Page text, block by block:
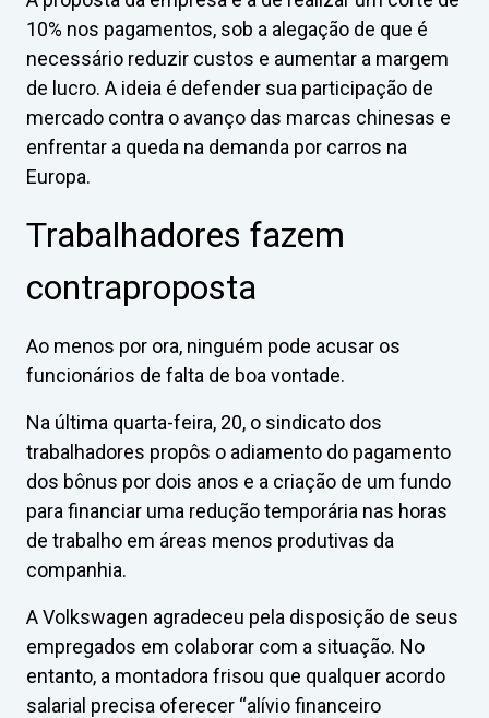
10% nos pagamentos, sob a alegação de que é
necessário reduzir custos e aumentar a margem
de lucro. A ideia é defender sua participação de
mercado contra o avanço das marcas chinesas e
enfrentar a queda na demanda por carros na
Europa.
Trabalhadores fazem
contraproposta
Ao menos por ora, ninguém pode acusar os
funcionários de falta de boa vontade.
Na última quarta-feira, 20, o sindicato dos
trabalhadores propôs o adiamento do pagamento
dos bônus por dois anos e a criação de um fundo
para financiar uma redução temporária nas horas
de trabalho em áreas menos produtivas da
companhia.
A Volkswagen agradeceu pela disposição de seus
empregados em colaborar com a situação. No
entanto, a montadora frisou que qualquer acordo
salarial precisa oferecer “alívio financeiro